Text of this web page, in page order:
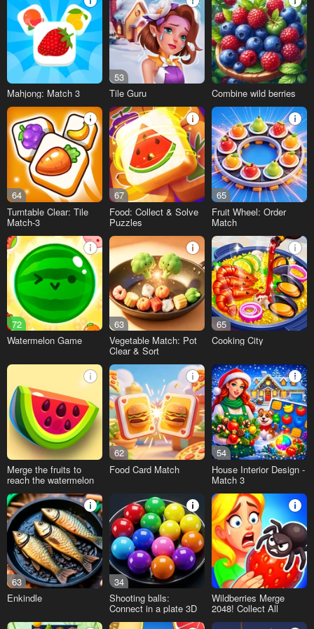
Mahjong: Match 3
53
Tile Guru
Combine wild berries
64
Turntable Clear: Tile
Match-3
67
Food: Collect & Solve
Puzzles
65
Fruit Wheel: Order
Match
72
Watermelon Game
63
Vegetable Match: Pot
Clear & Sort
65
Cooking City
Merge the fruits to
reach the watermelon
62
Food Card Match
54
House Interior Design -
Match 3
63
Enkindle
34
Shooting balls:
Connect in a plate 3D
Wildberries Merge
2048! Collect All